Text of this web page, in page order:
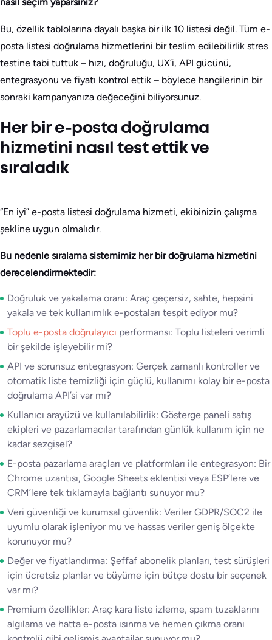
Bu, özellik tablolarına dayalı başka bir ilk 10 listesi değil. Tüm e-
posta listesi doğrulama hizmetlerini bir teslim edilebilirlik stres
testine tabi tuttuk – hızı, doğruluğu, UX’i, API gücünü,
entegrasyonu ve fiyatı kontrol ettik – böylece hangilerinin bir
sonraki kampanyanıza değeceğini biliyorsunuz.
Her bir e-posta doğrulama
hizmetini nasıl test ettik ve
sıraladık
“En iyi” e-posta listesi doğrulama hizmeti, ekibinizin çalışma
şekline uygun olmalıdır.
Bu nedenle sıralama sistemimiz her bir doğrulama hizmetini
derecelendirmektedir:
Doğruluk ve yakalama oranı: Araç geçersiz, sahte, hepsini
yakala ve tek kullanımlık e-postaları tespit ediyor mu?
Toplu e-posta doğrulayıcı performansı: Toplu listeleri verimli
bir şekilde işleyebilir mi?
API ve sorunsuz entegrasyon: Gerçek zamanlı kontroller ve
otomatik liste temizliği için güçlü, kullanımı kolay bir e-posta
doğrulama API’si var mı?
Kullanıcı arayüzü ve kullanılabilirlik: Gösterge paneli satış
ekipleri ve pazarlamacılar tarafından günlük kullanım için ne
kadar sezgisel?
E-posta pazarlama araçları ve platformları ile entegrasyon: Bir
Chrome uzantısı, Google Sheets eklentisi veya ESP’lere ve
CRM’lere tek tıklamayla bağlantı sunuyor mu?
Veri güvenliği ve kurumsal güvenlik: Veriler GDPR/SOC2 ile
uyumlu olarak işleniyor mu ve hassas veriler geniş ölçekte
korunuyor mu?
Değer ve fiyatlandırma: Şeffaf abonelik planları, test sürüşleri
için ücretsiz planlar ve büyüme için bütçe dostu bir seçenek
var mı?
Premium özellikler: Araç kara liste izleme, spam tuzaklarını
algılama ve hatta e-posta ısınma ve hemen çıkma oranı